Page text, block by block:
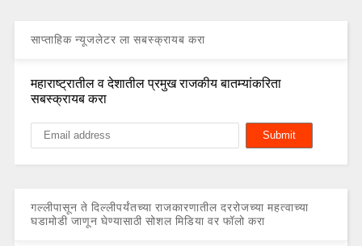
साप्ताहिक न्यूजलेटर ला सबस्क्रायब करा
महाराष्ट्रातील व देशातील प्रमुख राजकीय बातम्यांकरिता
सबस्क्रायब करा
गल्लीपासून ते दिल्लीपर्यंतच्या राजकारणातील दररोजच्या महत्वाच्या
घडामोडी जाणून घेण्यासाठी सोशल मिडिया वर फॉलो करा